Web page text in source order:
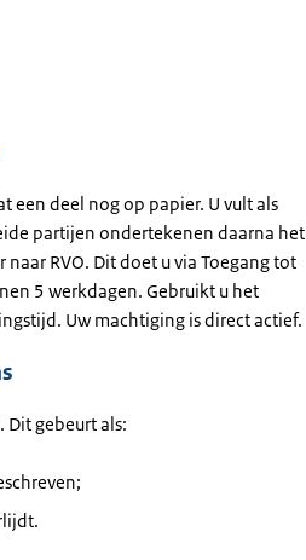
een deel nog op papier. U vult als
partijen ondertekenen daarna het
RVO. Dit doet u via Toegang tot
5 werkdagen. Gebruikt u het
Uw machtiging is direct actief.
Dit gebeurt als: